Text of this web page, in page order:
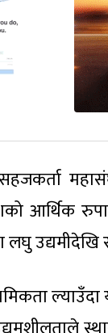
आर्थिक
लघु